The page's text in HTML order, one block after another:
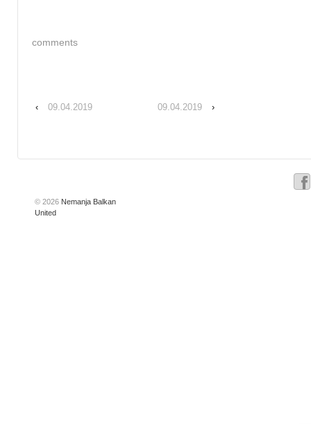
comments
‹ 09.04.2019 09.04.2019 ›
© 2026 Nemanja Balkan
United